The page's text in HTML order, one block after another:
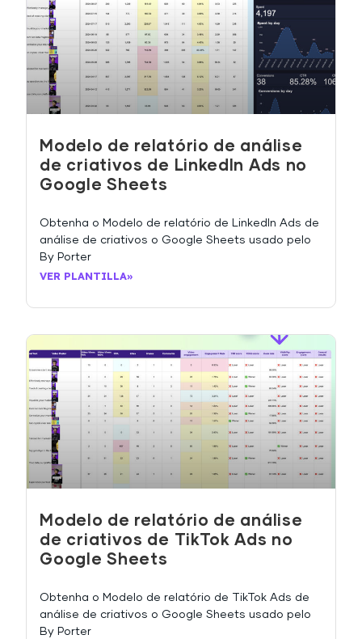
Modelo de relatório de análise
de criativos de LinkedIn Ads no
Google Sheets
Obtenha o Modelo de relatório de LinkedIn Ads de
análise de criativos o Google Sheets usado pelo
By Porter
VER PLANTILLA»
Modelo de relatório de análise
de criativos de TikTok Ads no
Google Sheets
Obtenha o Modelo de relatório de TikTok Ads de
análise de criativos o Google Sheets usado pelo
By Porter